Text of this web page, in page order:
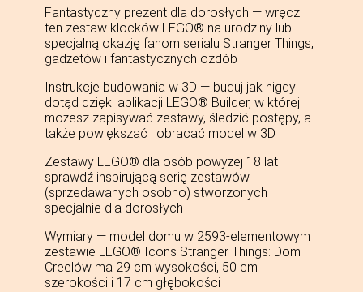
Fantastyczny prezent dla dorosłych — wręcz
ten zestaw klocków LEGO® na urodziny lub
specjalną okazję fanom serialu Stranger Things,
gadżetów i fantastycznych ozdób
Instrukcje budowania w 3D — buduj jak nigdy
dotąd dzięki aplikacji LEGO® Builder, w której
możesz zapisywać zestawy, śledzić postępy, a
także powiększać i obracać model w 3D
Zestawy LEGO® dla osób powyżej 18 lat —
sprawdź inspirującą serię zestawów
(sprzedawanych osobno) stworzonych
specjalnie dla dorosłych
Wymiary — model domu w 2593-elementowym
zestawie LEGO® Icons Stranger Things: Dom
Creelów ma 29 cm wysokości, 50 cm
szerokości i 17 cm głębokości